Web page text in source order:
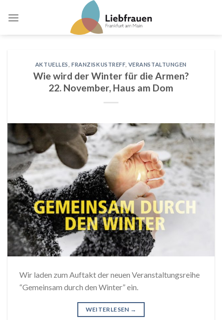
AKTUELLES ,FRANZISKUSTREFF, VERANSTALTUNGEN
Wie wird der Winter für die Armen?
22. November, Haus am Dom
Wir laden zum Auftakt der neuen Veranstaltungsreihe
“Gemeinsam durch den Winter” ein.
WEITERLESEN →